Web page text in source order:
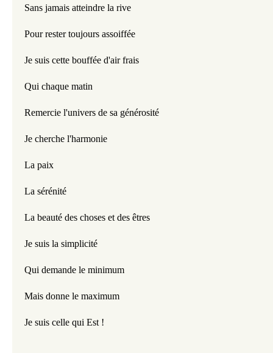
Sans jamais atteindre la rive
Pour rester toujours assoiffée
Je suis cette bouffée d'air frais
Qui chaque matin
Remercie l'univers de sa générosité
Je cherche l'harmonie
La paix
La sérénité
La beauté des choses et des êtres
Je suis la simplicité
Qui demande le minimum
Mais donne le maximum
Je suis celle qui Est !